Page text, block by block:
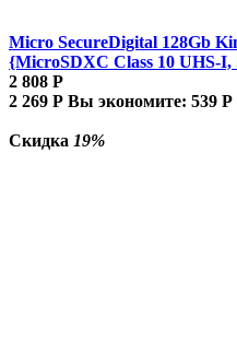
Micro SecureDigital 128Gb
{MicroSDXC Class 10 UHS-I,
2 808 Р
2 269 Р Вы экономите: 539 Р
Скидка 19%